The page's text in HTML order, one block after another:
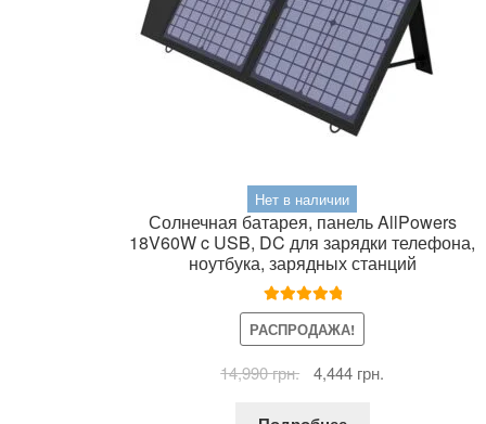
Нет в наличии
Солнечная батарея, панель AllPowers
18V60W c USB, DC для зарядки телефона,
ноутбука, зарядных станций
Оценка5.00
из 5
РАСПРОДАЖА!
14,990грн.
Первоначальная
4,444 грн.